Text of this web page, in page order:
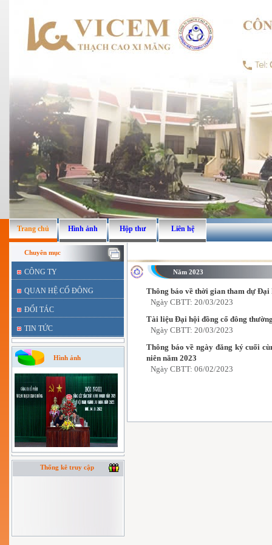
Trang chủ Hình ảnh Hộp thư Liên hệ
Chuyên mục
CÔNG TY
QUAN HỆ CỔ ĐÔNG
ĐỐI TÁC
TIN TỨC
Hình ảnh
Thống kê truy cập
Năm 2023
Thông báo về thời gian tham dự Đại
Ngày CBTT: 20/03/2023
Tài liệu Đại hội đồng cổ đông
Ngày CBTT: 20/03/2023
Thông báo về ngày đăng ký cuối
niên năm 2023
Ngày CBTT: 06/02/2023